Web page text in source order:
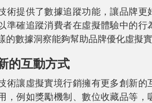
術提供了數據追蹤功能，讓品牌更
準確追蹤消費者在虛擬體驗中的
的數據洞察能夠幫助品牌優化虛擬
的互動方式
術讓虛擬實境行銷擁有更多創新
，例如獎勵機制、數位收藏品等